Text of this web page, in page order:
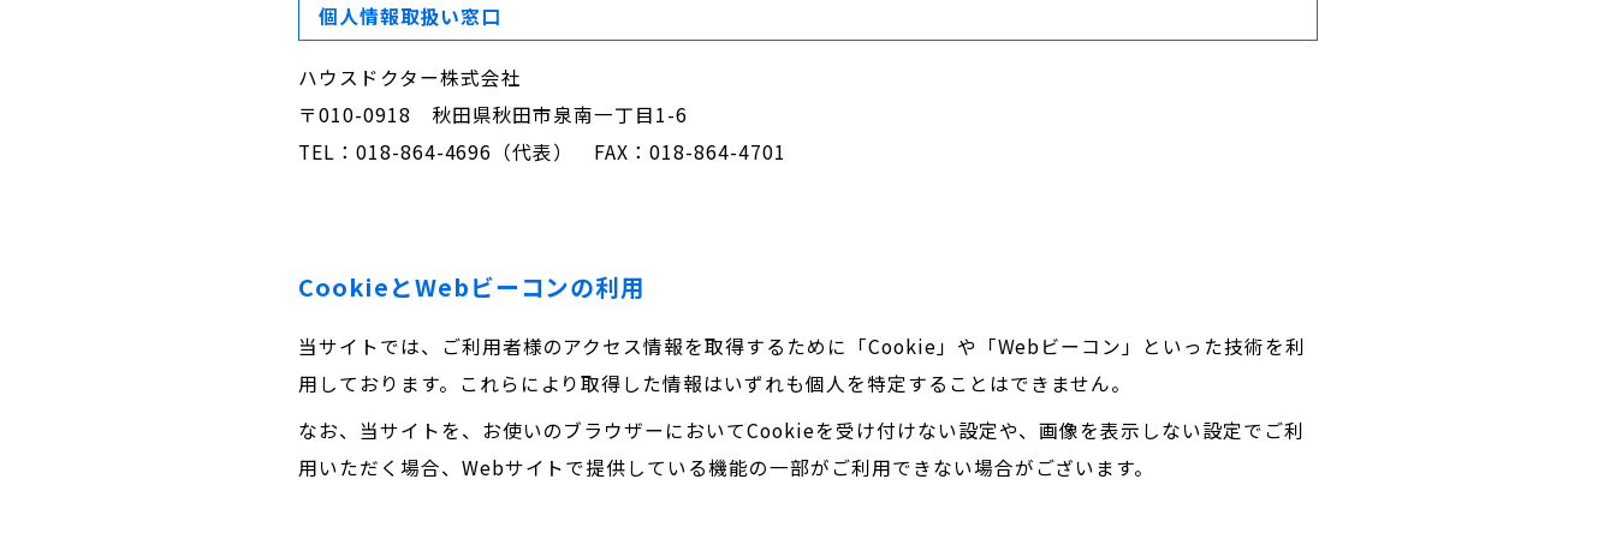
個人情報取扱い窓口
ハウスドクター株式会社
〒010-0918 秋田県秋田市泉南一丁目1-6
TEL：018-864-4696（代表） FAX：018-864-4701
CookieとWebビーコンの利用
当サイトでは、ご利用者様のアクセス情報を取得するために「Cookie」や「Webビーコン」といった技術を利
用しております。これらにより取得した情報はいずれも個人を特定することはできません。
なお、当サイトを、お使いのブラウザーにおいてCookieを受け付けない設定や、画像を表示しない設定でご利
用いただく場合、Webサイトで提供している機能の一部がご利用できない場合がございます。